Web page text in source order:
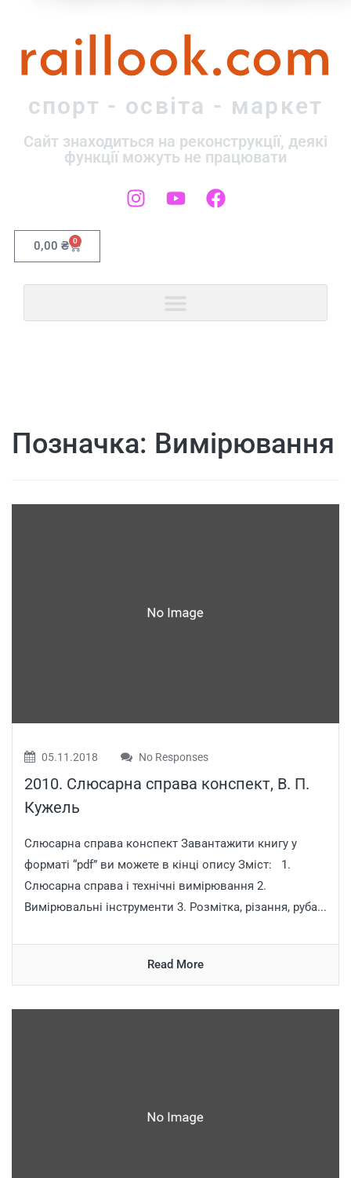
raillook.com
спорт - освіта - маркет
Сайт знаходиться на реконструкції, деякі
функції можуть не працювати
0,00 ₴ 0
Позначка: Вимірювання
05.11.2018 No Responses
2010. Слюсарна справа конспект, В. П.
Кужель
Слюсарна справа конспект Завантажити книгу у
форматі “pdf” ви можете в кінці опису Зміст: 1.
Cлюсарна справа і технічні вимірювання 2.
Вимірювальні інструменти 3. Розмітка, різання, руба...
Read More